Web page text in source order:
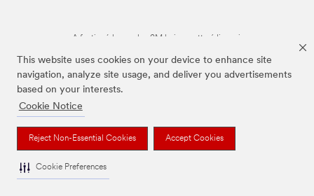
This website uses cookies on your device to enhance site
navigation, analyze site usage, and deliver you advertisements
based on your interests.
Cookie Notice
Reject Non-Essential Cookies Accept Cookies
Cookie Preferences
A fenti márkanevek a 3M bejegyzett védjegyei.